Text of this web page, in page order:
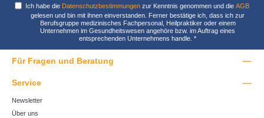
Ich habe die Datenschutzbestimmungen zur Kenntnis genommen und dieAGB
gelesen und bin mit ihnen einverstanden. Ferner bestätige ich, dass ich zur
Berufsgruppe medizinisches Fachpersonal, Heilpraktiker oder einem
Unternehmen im Gesundheitswesen angehöre bzw. im Auftrag eines
entsprechenden Unternehmens handle.*
Für Fragen und Beratung
Service
Newsletter
Über uns